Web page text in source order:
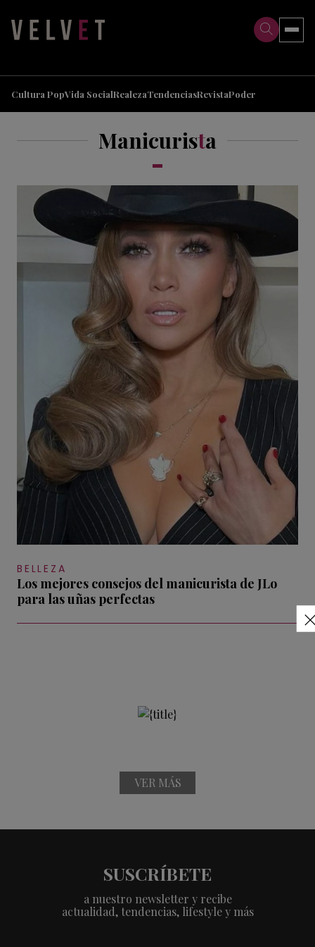
Cultura PopVida SocialRealezaTendenciasRevistaPoder
Manicurista
BELLEZA
Los mejores consejos del manicurista de JLo
para las uñas perfectas
VER MÁS
SUSCRÍBETE
a nuestro newsletter y recibe
actualidad, tendencias, lifestyle y más